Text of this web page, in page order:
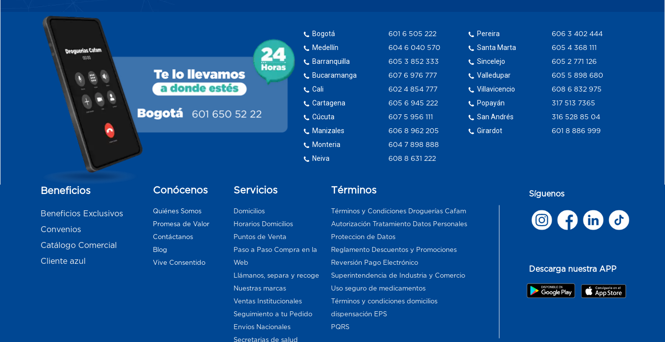
Bogotá
Medellín
Barranquilla
Bucaramanga
Cali
Cartagena
Cúcuta
Manizales
Monteria
Neiva
601 6 505 222
604 6 040 570
605 3 852 333
607 6 976 777
602 4 854 777
605 6 945 222
607 5 956 111
606 8 962 205
604 7 898 888
608 8 631 222
Pereira
Santa Marta
Sincelejo
Valledupar
Villavicencio
Popayán
San Andrés
Girardot
606 3 402 444
605 4 368 111
605 2 771 126
605 5 898 680
608 6 832 975
317 513 7365
316 528 85 04
601 8 886 999
Beneficios
Beneficios Exclusivos
Convenios
Catálogo Comercial
Cliente azul
Conócenos
Quiénes Somos
Promesa de Valor
Contáctanos
Blog
Vive Consentido
Servicios
Domicilios
Horarios Domicilios
Puntos de Venta
Paso a Paso Compra en la
Web
Llámanos, separa y recoge
Nuestras marcas
Ventas Institucionales
Seguimiento a tu Pedido
Envios Nacionales
Secretarias de salud
Términos
Términos y Condiciones Droguerías Cafam
Autorización Tratamiento Datos Personales
Proteccion de Datos
Reglamento Descuentos y Promociones
Reversión Pago Electrónico
Superintendencia de Industria y Comercio
Uso seguro de medicamentos
Términos y condiciones domicilios
dispensación EPS
PQRS
Síguenos
Descarga nuestra APP